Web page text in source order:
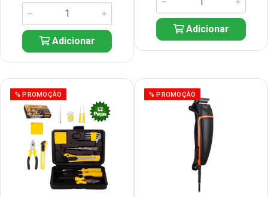
Adicionar
Adicionar
% PROMOÇÃO % PROMOÇÃO